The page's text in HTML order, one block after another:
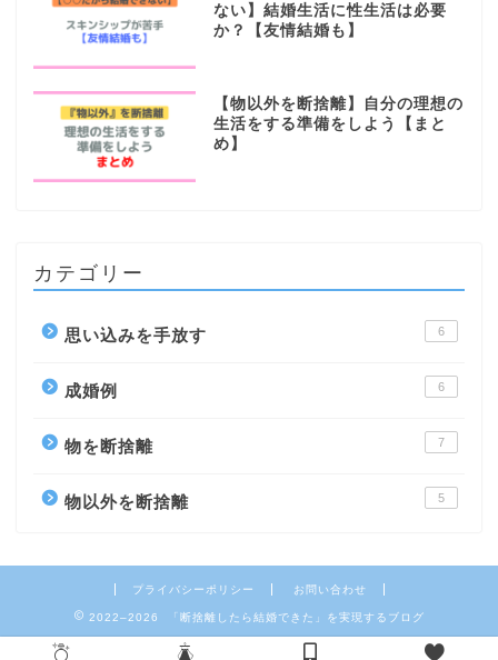
ない】結婚生活に性生活は必要
か？【友情結婚も】
【物以外を断捨離】自分の理想の
生活をする準備をしよう【まと
め】
カテゴリー
思い込みを手放す 6
成婚例 6
物を断捨離 7
物以外を断捨離 5
プライバシーポリシー お問い合わせ
2022–2026 「断捨離したら結婚できた」を実現するブログ